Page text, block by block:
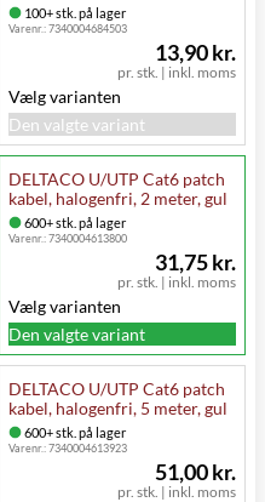
100+ stk. på lager
Varenr.:7340004684503
pr. stk. | inkl. moms
13,90 kr.
Vælg varianten
Den valgte variant
DELTACO U/UTP Cat6 patch
kabel, halogenfri, 2 meter, gul
600+ stk. på lager
Varenr.:7340004613800
pr. stk. | inkl. moms
31,75 kr.
Vælg varianten
Den valgte variant
DELTACO U/UTP Cat6 patch
kabel, halogenfri, 5 meter, gul
600+ stk. på lager
Varenr.:7340004613923
pr. stk. | inkl. moms
51,00 kr.